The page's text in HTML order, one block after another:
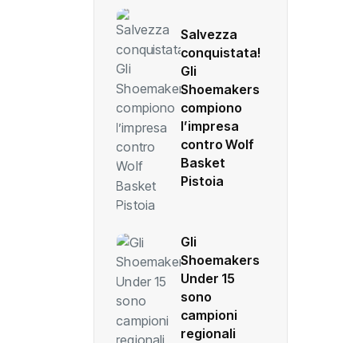
Salvezza
conquistata!
Gli
Shoemakers
compiono
l’impresa
contro Wolf
Basket
Pistoia
Gli
Shoemakers
Under 15
sono
campioni
regionali